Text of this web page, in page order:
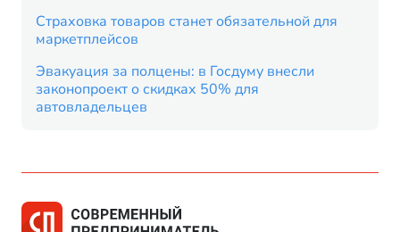
Страховка товаров станет обязательной для
маркетплейсов
Эвакуация за полцены: в Госдуму внесли
законопроект о скидках 50% для
автовладельцев